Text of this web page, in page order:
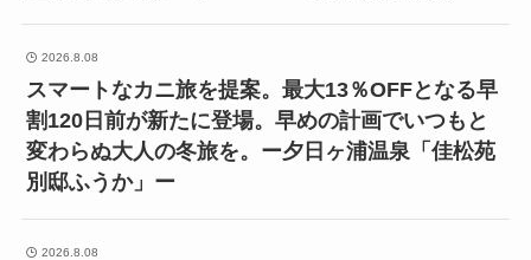
2026.8.08
スマートなカニ旅を提案。最大13％OFFとなる早
割120日前が新たに登場。早めの計画でいつもと
変わらぬ大人の冬旅を。ー夕日ヶ浦温泉「佳松苑
別邸ふうか」ー
2026.8.08